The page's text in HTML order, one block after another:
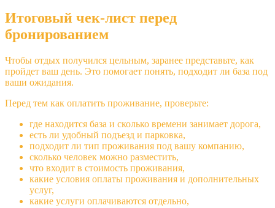
Итоговый чек-лист перед
бронированием
Чтобы отдых получился цельным, заранее представьте, как
пройдет ваш день. Это помогает понять, подходит ли база под
ваши ожидания.
Перед тем как оплатить проживание, проверьте:
где находится база и сколько времени занимает дорога,
есть ли удобный подъезд и парковка,
подходит ли тип проживания под вашу компанию,
сколько человек можно разместить,
что входит в стоимость проживания,
какие условия оплаты проживания и дополнительных
услуг,
какие услуги оплачиваются отдельно,